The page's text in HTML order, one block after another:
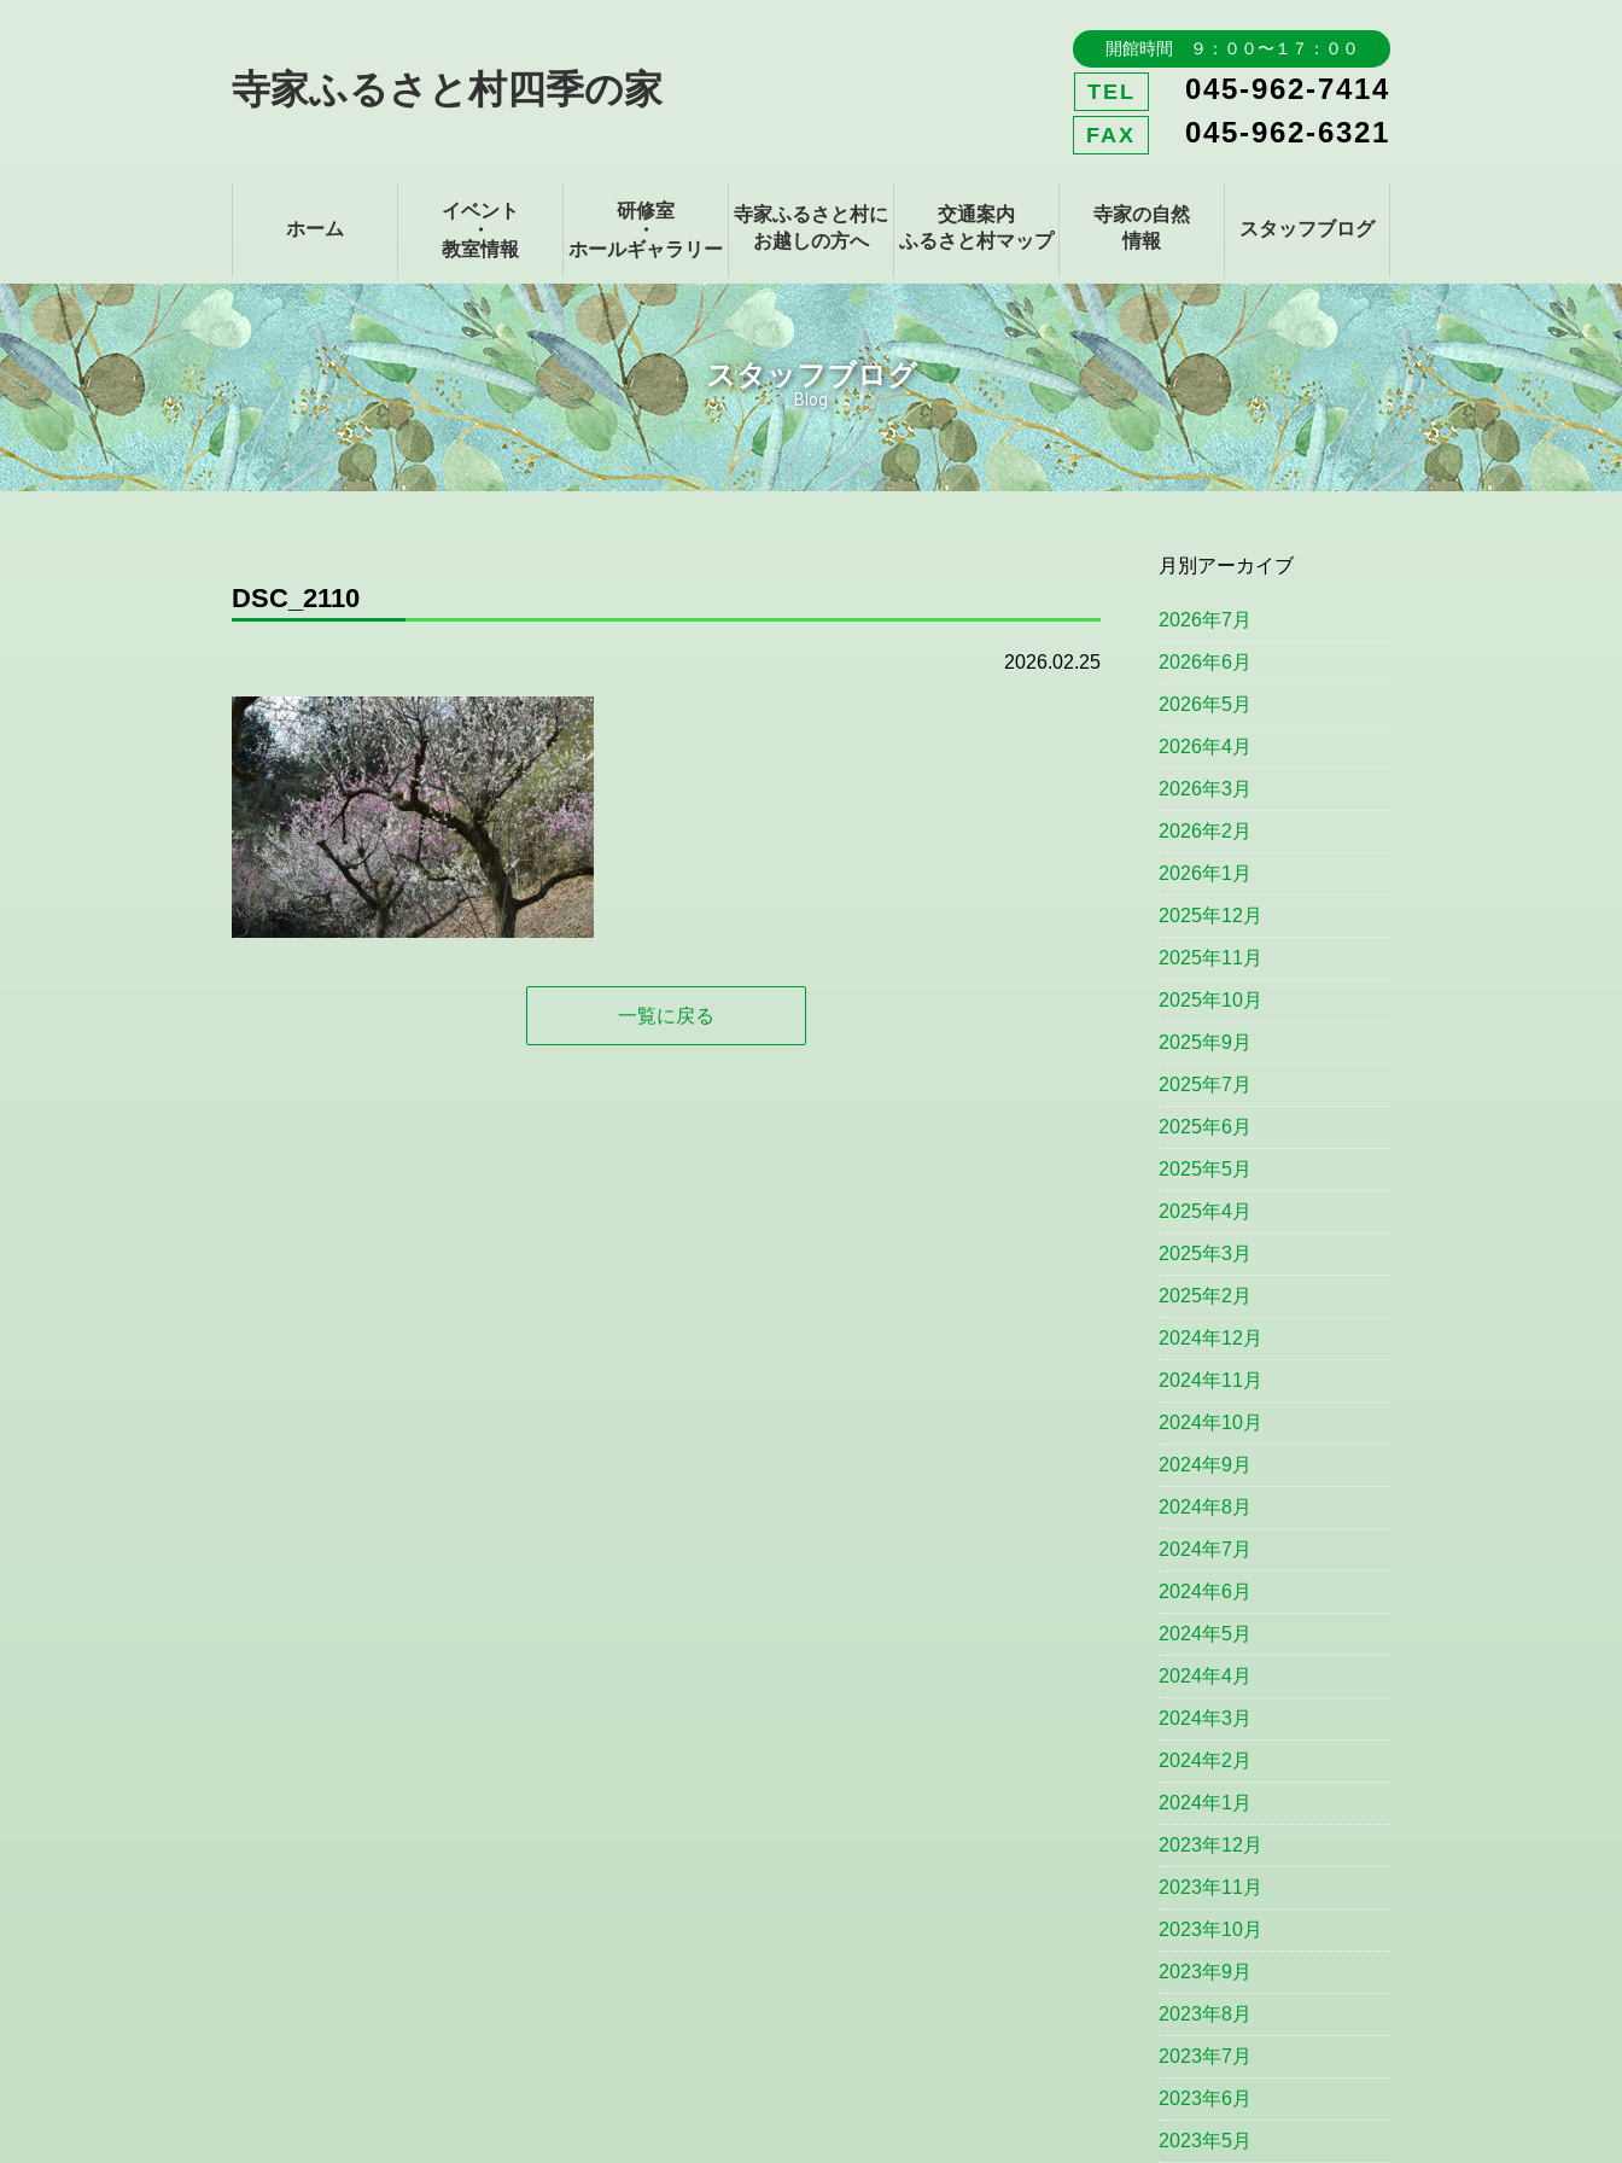
寺家ふるさと村四季の家
開館時間 ９：００〜１７：００
TEL 045-962-7414
FAX 045-962-6321
ホーム
イベント
・
教室情報
研修室
・
ホールギャラリー
寺家ふるさと村に
お越しの方へ
交通案内
ふるさと村マップ
寺家の自然
情報
スタッフブログ
スタッフブログ
Blog
DSC_2110
2026.02.25
一覧に戻る
月別アーカイブ
2026年7月
2026年6月
2026年5月
2026年4月
2026年3月
2026年2月
2026年1月
2025年12月
2025年11月
2025年10月
2025年9月
2025年7月
2025年6月
2025年5月
2025年4月
2025年3月
2025年2月
2024年12月
2024年11月
2024年10月
2024年9月
2024年8月
2024年7月
2024年6月
2024年5月
2024年4月
2024年3月
2024年2月
2024年1月
2023年12月
2023年11月
2023年10月
2023年9月
2023年8月
2023年7月
2023年6月
2023年5月